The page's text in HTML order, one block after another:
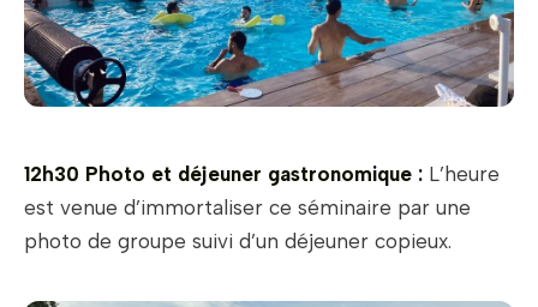
12h30 Photo et déjeuner gastronomique : L’heure
est venue d’immortaliser ce séminaire par une
photo de groupe suivi d’un déjeuner copieux.